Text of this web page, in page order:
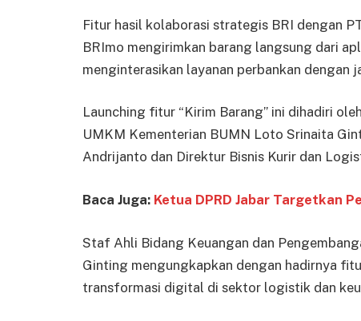
Fitur hasil kolaborasi strategis BRI dengan
BRImo mengirimkan barang langsung dari
menginterasikan layanan perbankan dengan
Launching fitur “Kirim Barang” ini dihadiri
UMKM Kementerian BUMN Loto Srinaita
Andrijanto dan Direktur Bisnis Kurir dan
Baca Juga: Ketua DPRD Jabar Targetkan
Staf Ahli Bidang Keuangan dan
Ginting mengungkapkan dengan hadirnya
transformasi digital di sektor logistik dan